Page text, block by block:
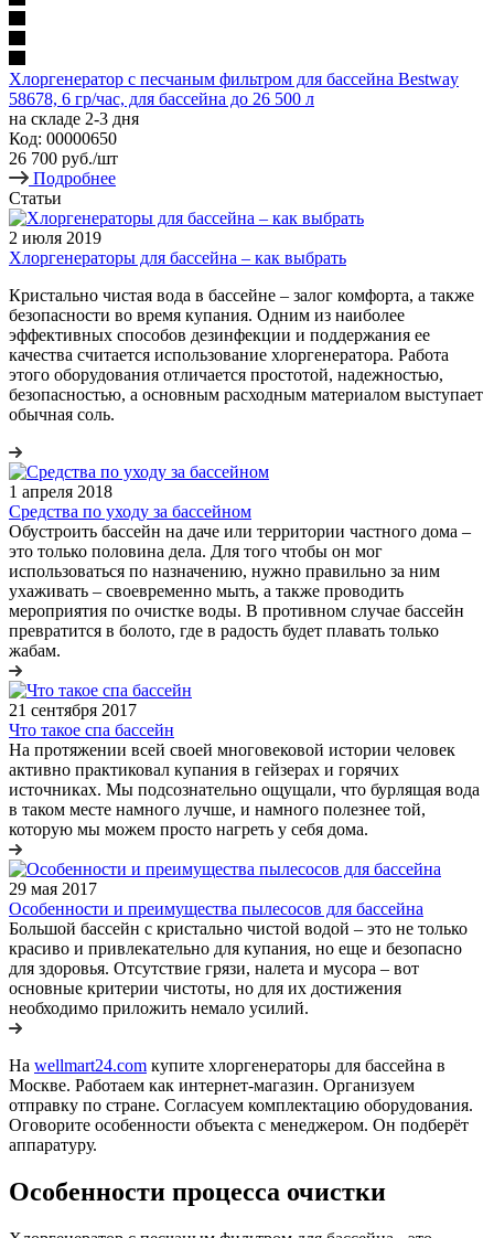
Хлоргенератор с песчаным фильтром для бассейна Bestway
58678, 6 гр/час, для бассейна до 26 500 л
на складе 2-3 дня
Код: 00000650
26 700 руб./шт
Подробнее
Статьи
2 июля 2019
Хлоргенераторы для бассейна – как выбрать
Кристально чистая вода в бассейне – залог комфорта, а также
безопасности во время купания. Одним из наиболее
эффективных способов дезинфекции и поддержания ее
качества считается использование хлоргенератора. Работа
этого оборудования отличается простотой, надежностью,
безопасностью, а основным расходным материалом выступает
обычная соль.
1 апреля 2018
Средства по уходу за бассейном
Обустроить бассейн на даче или территории частного дома –
это только половина дела. Для того чтобы он мог
использоваться по назначению, нужно правильно за ним
ухаживать – своевременно мыть, а также проводить
мероприятия по очистке воды. В противном случае бассейн
превратится в болото, где в радость будет плавать только
жабам.
21 сентября 2017
Что такое спа бассейн
На протяжении всей своей многовековой истории человек
активно практиковал купания в гейзерах и горячих
источниках. Мы подсознательно ощущали, что бурлящая вода
в таком месте намного лучше, и намного полезнее той,
которую мы можем просто нагреть у себя дома.
29 мая 2017
Особенности и преимущества пылесосов для бассейна
Большой бассейн с кристально чистой водой – это не только
красиво и привлекательно для купания, но еще и безопасно
для здоровья. Отсутствие грязи, налета и мусора – вот
основные критерии чистоты, но для их достижения
необходимо приложить немало усилий.
На wellmart24.com купите хлоргенераторы для бассейна в
Москве. Работаем как интернет-магазин. Организуем
отправку по стране. Согласуем комплектацию оборудования.
Оговорите особенности объекта с менеджером. Он подберёт
аппаратуру.
Особенности процесса очистки